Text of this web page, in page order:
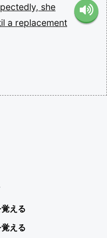
she
a replacement
える
える